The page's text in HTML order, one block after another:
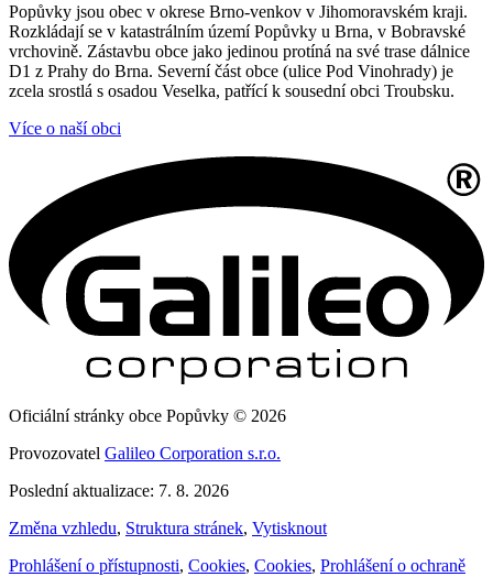
Popůvky jsou obec v okrese Brno-venkov v Jihomoravském kraji.
Rozkládají se v katastrálním území Popůvky u Brna, v Bobravské
vrchovině. Zástavbu obce jako jedinou protíná na své trase dálnice
D1 z Prahy do Brna. Severní část obce (ulice Pod Vinohrady) je
zcela srostlá s osadou Veselka, patřící k sousední obci Troubsku.
Více o naší obci
Oficiální stránky obce Popůvky © 2026
Provozovatel Galileo Corporation s.r.o.
Poslední aktualizace: 7. 8. 2026
Změna vzhledu, Struktura stránek, Vytisknout
Prohlášení o přístupnosti, Cookies, Cookies, Prohlášení o ochraně